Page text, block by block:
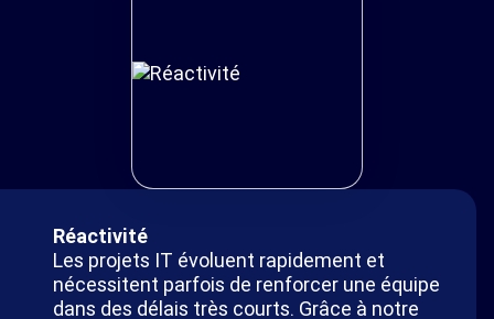
Réactivité
Les projets IT évoluent rapidement et
nécessitent parfois de renforcer une équipe
dans des délais très courts. Grâce à notre